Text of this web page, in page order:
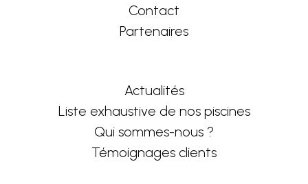
Contact
Partenaires
Actualités
Liste exhaustive de nos piscines
Qui sommes-nous ?
Témoignages clients